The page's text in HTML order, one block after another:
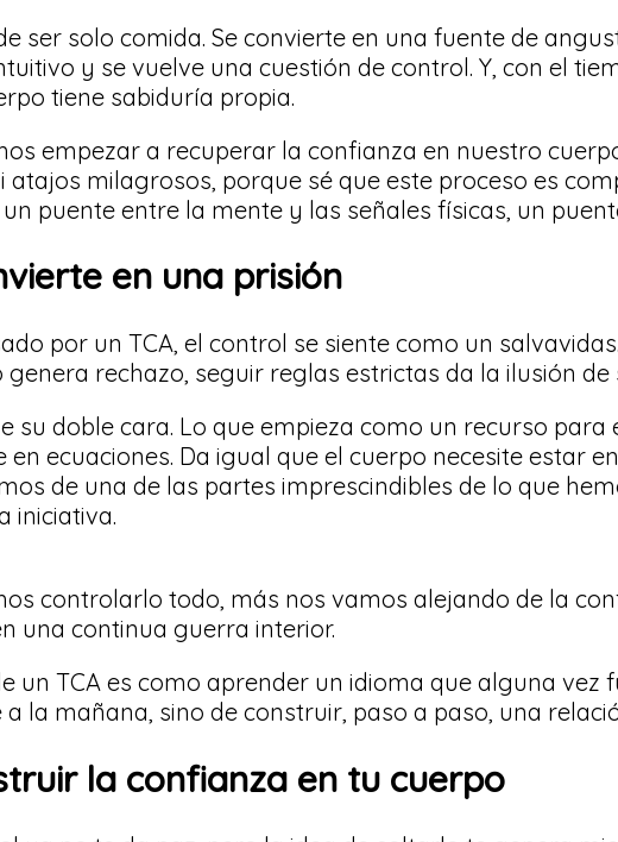
ser solo comida. Se convierte en una fuente de
y se vuelve una cuestión de control. Y, con el
tiene sabiduría propia.
empezar a recuperar la confianza en nuestro
milagrosos, porque sé que este proceso es
puente entre la mente y las señales físicas, un
en una prisión
por un TCA, el control se siente como un
rechazo, seguir reglas estrictas da la ilusión de
su doble cara. Lo que empieza como un recurso
ecuaciones. Da igual que el cuerpo necesite estar
de una de las partes imprescindibles de lo que
iniciativa.
controlarlo todo, más nos vamos alejando de la
una continua guerra interior.
un TCA es como aprender un idioma que alguna
la mañana, sino de construir, paso a paso, una
la confianza en tu cuerpo